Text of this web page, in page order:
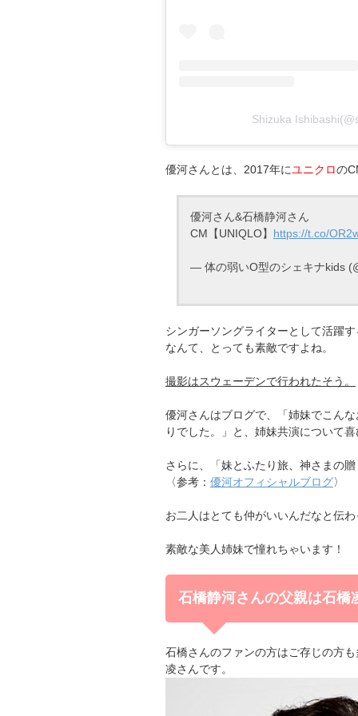
Shizuka
優河さんとは、2017年にユニクロの
優河さん&石橋静河さん
CM【UNIQLO】 https://t.co/
— 体の弱いO型のシェキナkids
シンガーソングライターとして活躍
なんて、とっても素敵ですよね。
撮影はスウェーデンで行われたそう。
優河さんはブログで、「姉妹でこん
りでした。」と、姉妹共演について喜
さらに、「妹とふたり旅、神さまの
〈参考： 優河オフィシャルブログ〉
お二人はとても仲がいいんだなと伝わ
素敵な美人姉妹で憧れちゃいます！
石橋静河さんの父親は石橋
石橋さんのファンの方はご存じの方も
凌さんです。